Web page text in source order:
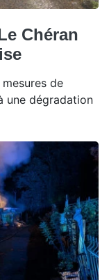
Chéran
de
une dégradation